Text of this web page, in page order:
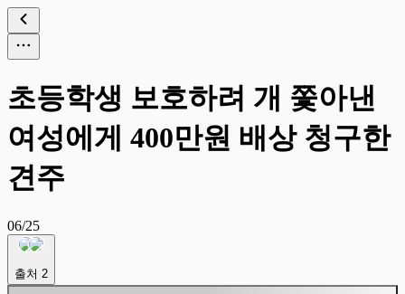
초등학생 보호하려 개 쫓아낸
여성에게 400만원 배상 청구한
견주
06/25
출처 2